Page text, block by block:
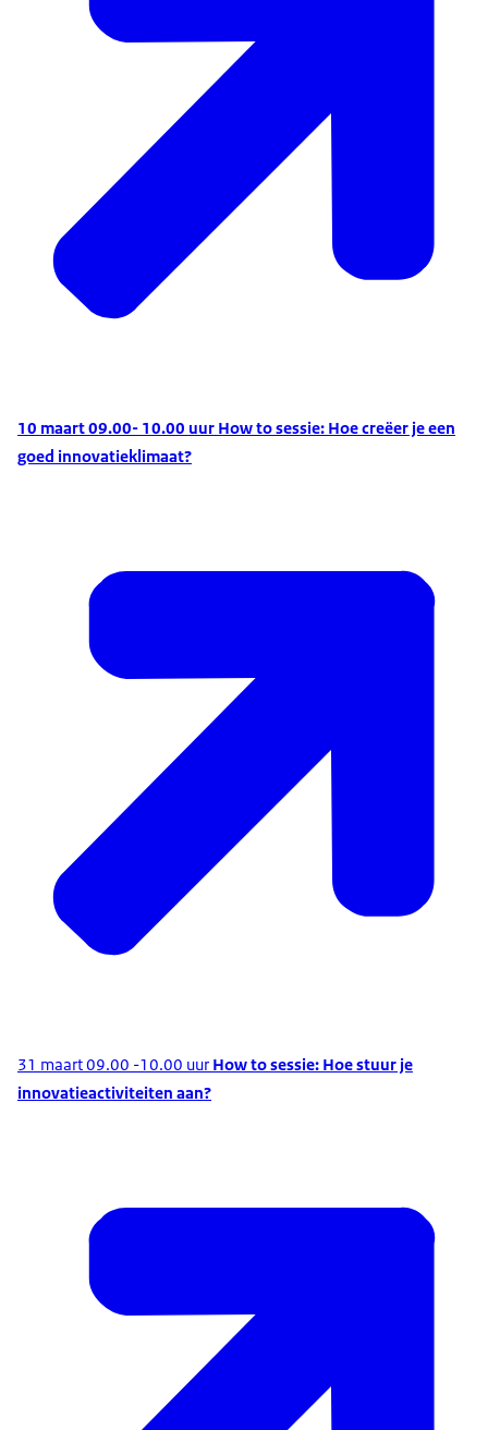
10 maart 09.00- 10.00 uur How to sessie: Hoe creëer je een
goed innovatieklimaat?
31 maart 09.00 -10.00 uur How to sessie: Hoe stuur je
innovatieactiviteiten aan?